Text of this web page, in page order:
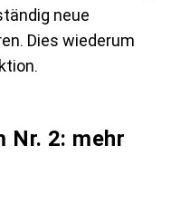
neue
Dies wiederum
Nr. 2: mehr